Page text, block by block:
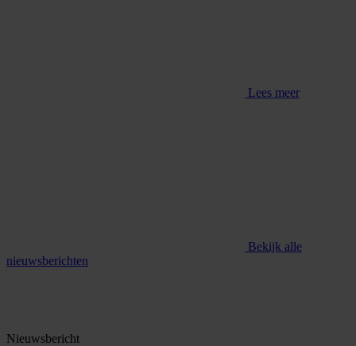
Lees meer
Bekijk alle
nieuwsberichten
Nieuwsbericht